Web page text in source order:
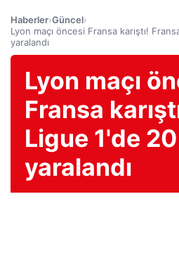
Haberler›Güncel›
Lyon maçı öncesi Fransa karıştı!
yaralandı
Lyon maçı
Fransa
Ligue 1'de
yaralandı